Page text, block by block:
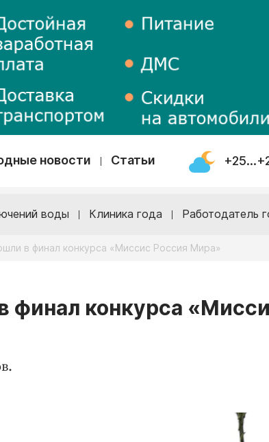
новости Статьи
воды Клиника года Работодатель
в финал конкурса «Миссис Россия Мира»
финал конкурса